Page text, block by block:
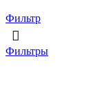
Фильтр
Фильтры